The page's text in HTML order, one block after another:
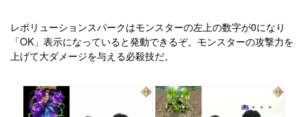
レボリューションスパークはモンスターの左上の数字が0になり
「OK」表示になっていると発動できるぞ。モンスターの攻撃力を
上げて大ダメージを与える必殺技だ。